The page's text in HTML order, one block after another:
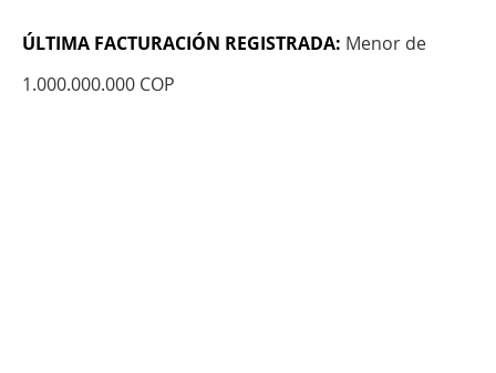
ÚLTIMA FACTURACIÓN REGISTRADA: Menor de
1.000.000.000 COP